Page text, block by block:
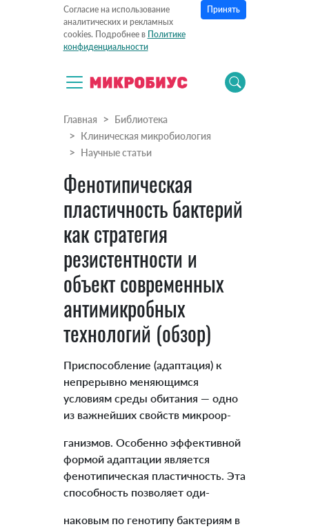
Согласие на использование
аналитических и рекламных
cookies. Подробнее в Политике
конфиденциальности
Принять
Главная
Библиотека
Клиническая микробиология
Научные статьи
Фенотипическая
пластичность бактерий
как стратегия
резистентности и
объект современных
антимикробных
технологий (обзор)
Приспособление (адаптация) к
непрерывно меняющимся
условиям среды обитания — одно
из важнейших свойств микроор-
ганизмов. Особенно эффективной
формой адаптации является
фенотипическая пластичность. Эта
способность позволяет оди-
наковым по генотипу бактериям в